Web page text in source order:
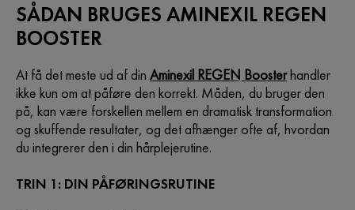
SÅDAN BRUGES AMINEXIL REGEN
BOOSTER
At få det meste ud af din Aminexil REGEN Boosterhandler
ikke kun om at påføre den korrekt. Måden, du bruger den
på, kan være forskellen mellem en dramatisk transformation
og skuffende resultater, og det afhænger ofte af, hvordan
du integrerer den i din hårplejerutine.
TRIN 1: DIN PÅFØRINGSRUTINE